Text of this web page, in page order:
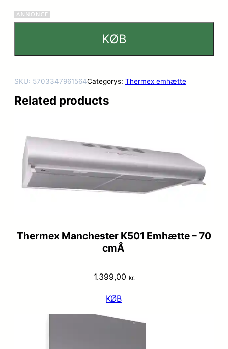
KØB
SKU: 5703347961564Categorys: Thermex emhætte
Related products
Thermex Manchester K501 Emhætte – 70
cmÂ
1.399,00 kr.
KØB